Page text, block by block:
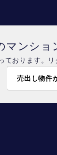
マンショ
ております。
売出し物件